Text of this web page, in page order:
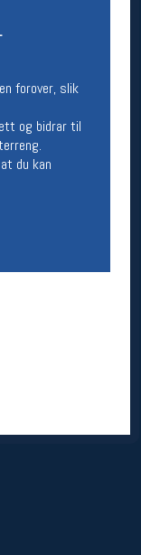
forover, slik
og bidrar til
du kan